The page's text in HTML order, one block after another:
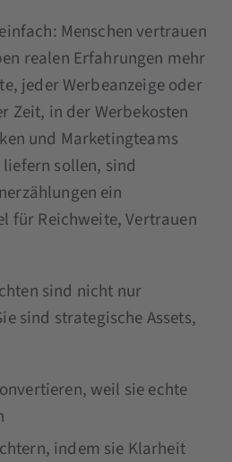
Menschen vertrauen
realen Erfahrungen mehr
jeder Werbeanzeige oder
Zeit, in der Werbekosten
und Marketingteams
sollen, sind
ein
für Reichweite, Vertrauen
sind nicht nur
sind strategische Assets,
weil sie echte
indem sie Klarheit